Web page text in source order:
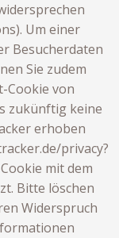
Um einer
Besucherdaten
Sie zudem
Cookie von
zukünftig keine
erhoben
privacy?
mit dem
Bitte löschen
Widerspruch